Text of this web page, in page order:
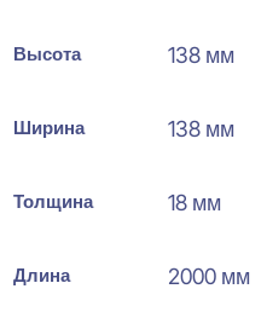
Высота 138 мм
Ширина 138 мм
Толщина 18 мм
Длина 2000 мм